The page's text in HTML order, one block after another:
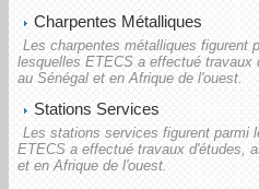
Charpentes Métalliques
Les charpentes métalliques figurent
lesquelles ETECS a effectué
au Sénégal et en Afrique de l'ouest.
Stations Services
Les stations services figurent parmi
ETECS a effectué travaux d'études,
et en Afrique de l'ouest.